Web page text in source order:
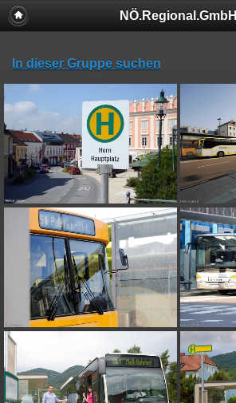
NÖ.Regional.GmbH
In dieser Gruppe suchen